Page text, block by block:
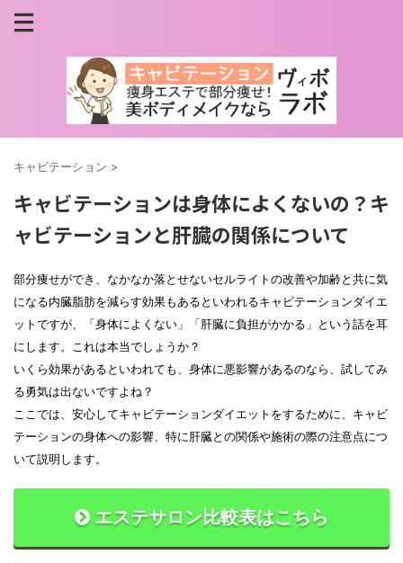
キャビテーション >
キャビテーションは身体によくないの？キ
ャビテーションと肝臓の関係について
部分痩せができ、なかなか落とせないセルライトの改善や加齢と共に気
になる内臓脂肪を減らす効果もあるといわれるキャビテーションダイエ
ットですが、「身体によくない」「肝臓に負担がかかる」という話を耳
にします。これは本当でしょうか？
いくら効果があるといわれても、身体に悪影響があるのなら、試してみ
る勇気は出ないですよね？
ここでは、安心してキャビテーションダイエットをするために、キャビ
テーションの身体への影響、特に肝臓との関係や施術の際の注意点につ
いて説明します。
エステサロン比較表はこちら